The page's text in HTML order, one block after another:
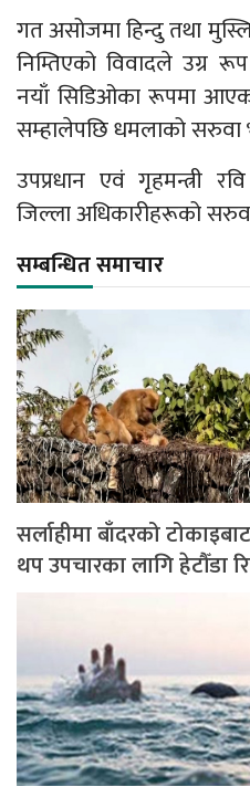
गत असोजमा हिन्दु तथा
निम्तिएको विवादले उग्र
नयाँ सिडिओका रूपमा
सम्हालेपछि धमलाको सरुवा
उपप्रधान एवं गृहमन्त्री
जिल्ला अधिकारीहरूको
सम्बन्धित समाचार
सर्लाहीमा बाँदरको
थप उपचारका लागि हेटौँडा